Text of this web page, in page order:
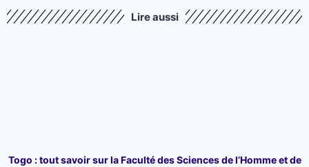
Lire aussi
Togo : tout savoir sur la Faculté des Sciences de l’Homme et de